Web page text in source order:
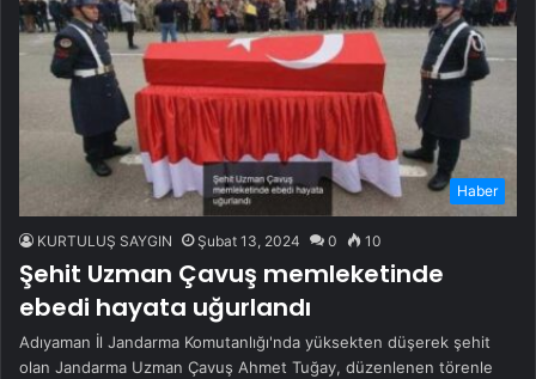
Haber
KURTULUŞ SAYGIN Şubat 13, 2024 0 10
Şehit Uzman Çavuş memleketinde
ebedi hayata uğurlandı
Adıyaman İl Jandarma Komutanlığı'nda yüksekten düşerek şehit
olan Jandarma Uzman Çavuş Ahmet Tuğay, düzenlenen törenle